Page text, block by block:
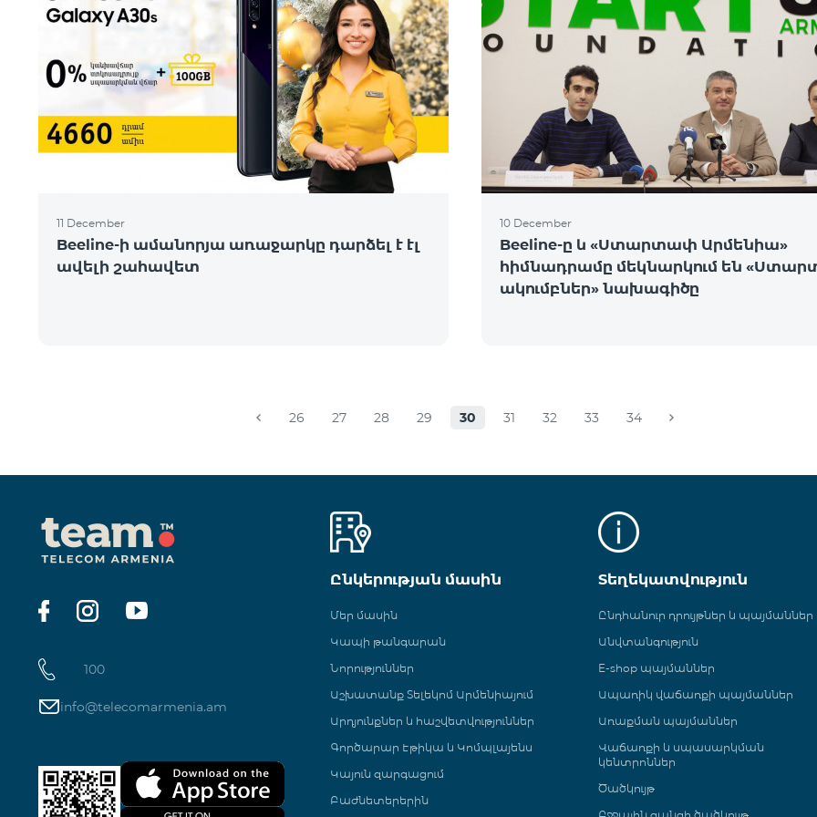
11 December
Beeline-ի ամանորյա առաջարկը դարձել է էլ
ավելի շահավետ
10 December
Beeline-ը և «Ստարտափ Արմենիա»
հիմնադրամը մեկնարկում են
ակումբներ» նախագիծը
26 27 28 29 30 31 32 33 34
100
info@telecomarmenia.am
Ընկերության մասին
Մեր մասին
Կապի թանգարան
Նորություններ
Աշխատանք Տելեկոմ Արմենիայում
Արդյունքներ և հաշվետվություններ
Գործարար Էթիկա և Կոմպլայենս
Կայուն զարգացում
Բաժնետերերին
Տեղեկատվություն
Ընդհանուր դրույթներ և պայմաններ
Անվտանգություն
E-shop պայմաններ
Ապառիկ վաճառքի պայմաններ
Առաքման պայմաններ
Վաճառքի և սպասարկման
կենտրոններ
Ծածկույթ